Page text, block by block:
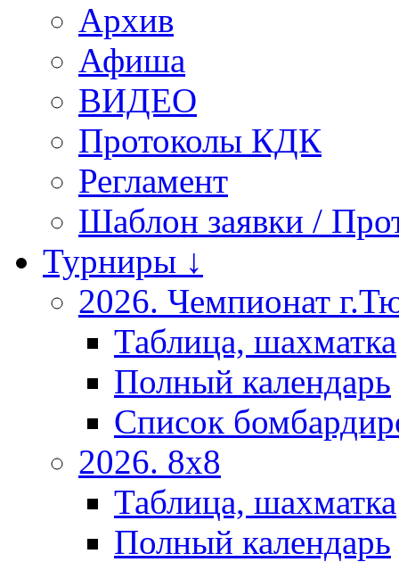
Архив
Афиша
ВИДЕО
Протоколы КДК
Регламент
Шаблон заявки /
Турниры ↓
2026. Чемпионат
Таблица, шахматка
Полный календарь
Список
2026. 8х8
Таблица, шахматка
Полный календарь